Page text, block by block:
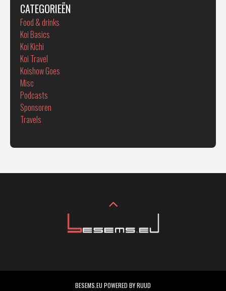
CATEGORIEËN
Food & drinks
Koi Basics
Koi Kichi
Koi Travel
Koishow Goes
Misc
Podcasts
Sponsoren
Travels
BESEMS.EU POWERED BY RUUD